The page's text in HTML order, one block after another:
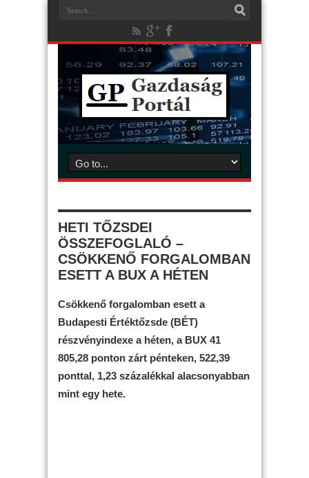
HETI TŐZSDEI
ÖSSZEFOGLALÓ –
CSÖKKENŐ FORGALOMBAN
ESETT A BUX A HÉTEN
Csökkenő forgalomban esett a
Budapesti Értéktőzsde (BÉT)
részvényindexe a héten, a BUX 41
805,28 ponton zárt pénteken, 522,39
ponttal, 1,23 százalékkal alacsonyabban
mint egy hete.